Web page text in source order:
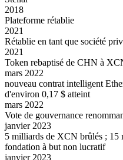
2018
Plateforme rétablie
2021
Rétablie en tant que société
2021
Token rebaptisé de CHN à
mars 2022
nouveau contrat intelligent
d'environ 0,17 $ atteint
mars 2022
Vote de gouvernance
janvier 2023
5 milliards de XCN brûlés ; 15
fondation à but non lucratif
janvier 2023